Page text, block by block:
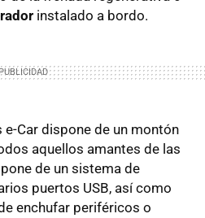
instalado a bordo.
Car dispone de un montón
aquellos amantes de las
de un sistema de
puertos USB, así como
enchufar periféricos o